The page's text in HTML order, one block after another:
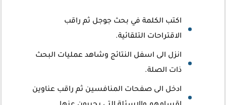
اكتب الكلمة في بحث جوجل ثم راقب
الاقتراحات التلقائية.
انزل الى اسفل النتائج وشاهد عمليات البحث
ذات الصلة.
ادخل الى صفحات المنافسين ثم راقب عناوين